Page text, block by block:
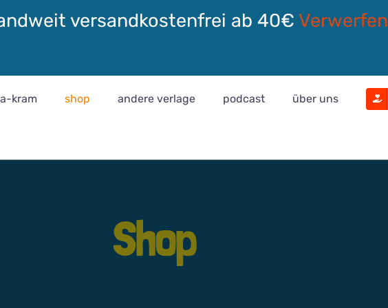
versandkostenfrei ab 40€ Verwerfen
kram shop andere verlage podcast über uns
Shop